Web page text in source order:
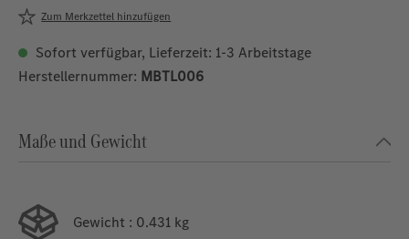
Zum Merkzettel hinzufügen
Sofort verfügbar, Lieferzeit: 1-3 Arbeitstage
Herstellernummer: MBTL006
Maße und Gewicht
Gewicht : 0.431 kg